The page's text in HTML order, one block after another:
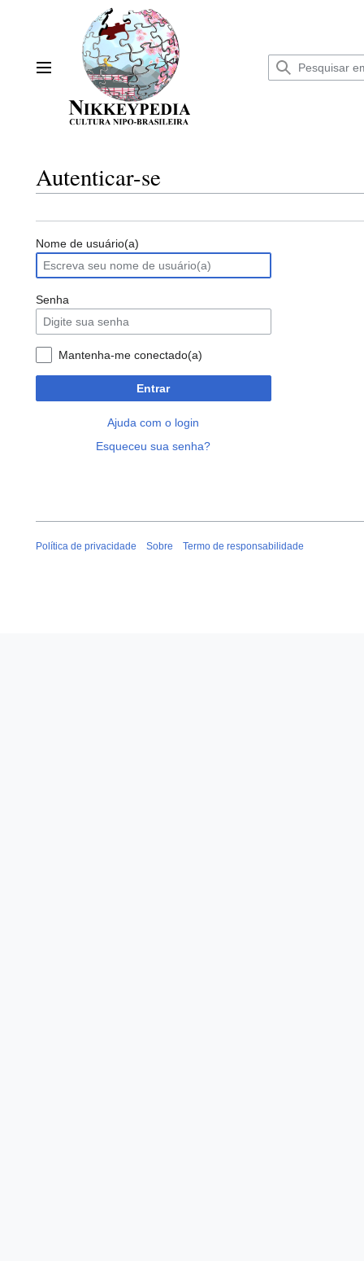
Menu principal
Autenticar-se
Nome de usuário(a)
Senha
Mantenha-me conectado(a)
Entrar
Ajuda com o login
Esqueceu sua senha?
Política de privacidade Sobre Termo de responsabilidade